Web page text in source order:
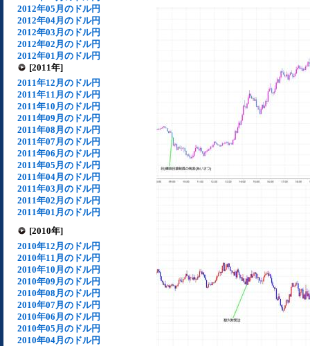
2012年05月のドル円
2012年04月のドル円
2012年03月のドル円
2012年02月のドル円
2012年01月のドル円
[2011年]
2011年12月のドル円
2011年11月のドル円
2011年10月のドル円
2011年09月のドル円
2011年08月のドル円
2011年07月のドル円
2011年06月のドル円
2011年05月のドル円
2011年04月のドル円
2011年03月のドル円
2011年02月のドル円
2011年01月のドル円
[2010年]
2010年12月のドル円
2010年11月のドル円
2010年10月のドル円
2010年09月のドル円
2010年08月のドル円
2010年07月のドル円
2010年06月のドル円
2010年05月のドル円
2010年04月のドル円